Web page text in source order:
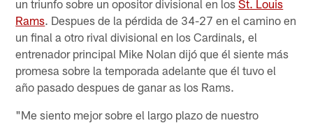
un triunfo sobre un opositor divisional en losSt. Louis
Rams. Despues de la pérdida de 34-27 en el camino en
un final a otro rival divisional en los Cardinals, el
entrenador principal Mike Nolan dijó que él siente más
promesa sobre la temporada adelante que él tuvo el
año pasado despues de ganar as los Rams.
"Me siento mejor sobre el largo plazo de nuestro